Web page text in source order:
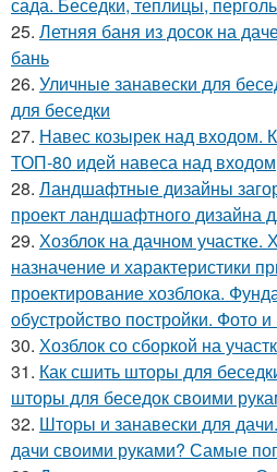
25. Летняя баня из досок на
бань
26. Уличные занавески для
для беседки
27. Навес козырек над входом.
ТОП-80 идей навеса над входом
28. Ландшафтные дизайны
проект ландшафтного дизайна
29. Хозблок на дачном участке.
назначение и характеристики
проектирование хозблока.
обустройство постройки. Фото
30. Хозблок со сборкой на
31. Как сшить шторы для
шторы для беседок своими
32. Шторы и занавески для
дачи своими руками? Самые